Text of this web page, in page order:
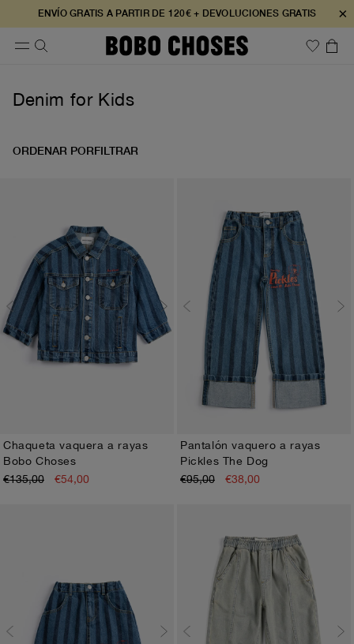
ENVÍO GRATIS A PARTIR DE 120€ + DEVOLUCIONES GRATIS ×
Denim for Kids
ORDENAR PORFILTRAR
2-3A 4-5A6-7A
Chaqueta vaquera a rayas
Bobo Choses
€135,00
€54,00
2-3A4-5A6-7A8-9A
Pantalón vaquero a rayas
Pickles The Dog
€95,00
€38,00